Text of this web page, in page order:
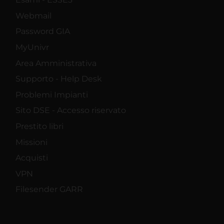
Webmail
Password GIA
MyUnivr
Area Amministrativa
Supporto - Help Desk
Problemi Impianti
Sito DSE - Accesso riservato
Prestito libri
Missioni
Acquisti
VPN
Filesender GARR